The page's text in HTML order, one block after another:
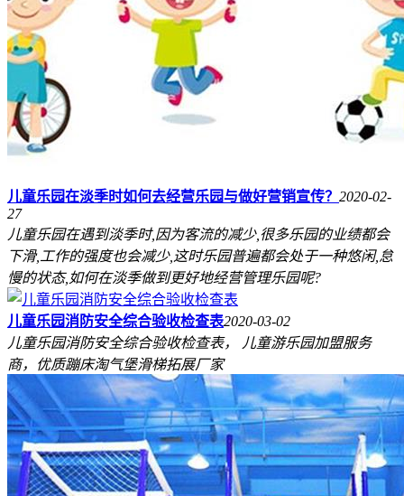
儿童乐园在淡季时如何去经营乐园与做好营销宣传？ 2020-02-
27
儿童乐园在遇到淡季时,因为客流的减少,很多乐园的业绩都会
下滑,工作的强度也会减少,这时乐园普遍都会处于一种悠闲,怠
慢的状态,如何在淡季做到更好地经营管理乐园呢?
儿童乐园消防安全综合验收检查表2020-03-02
儿童乐园消防安全综合验收检查表， 儿童游乐园加盟服务
商，优质蹦床淘气堡滑梯拓展厂家